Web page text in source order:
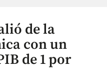
de la
con un
de 1 por